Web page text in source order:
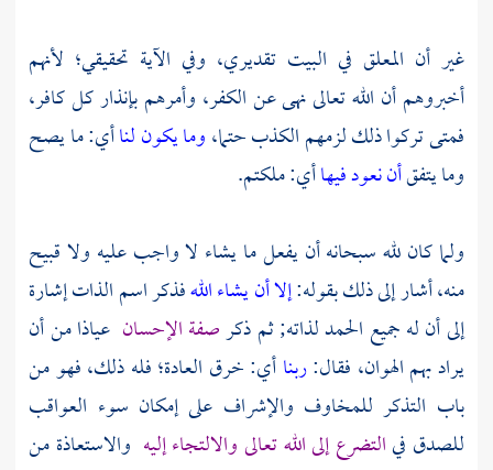
غير أن المعلق في البيت تقديري، وفي الآية تحقيقي؛ لأنهم
أخبروهم أن الله تعالى نهى عن الكفر، وأمرهم بإنذار كل كافر،
فمتى تركوا ذلك لزمهم الكذب حتما،وما يكون لناأي: ما يصح
وما يتفقأن نعود فيهاأي: ملكتم.
ولما كان لله سبحانه أن يفعل ما يشاء لا واجب عليه ولا قبيح
منه، أشار إلى ذلك بقوله:إلا أن يشاء اللهفذكر اسم الذات إشارة
إلى أن له جميع الحمد لذاته; ثم ذكرصفة الإحسان عياذا من أن
يراد بهم الهوان، فقال:ربناأي: خرق العادة؛ فله ذلك، فهو من
باب التذكر للمخاوف والإشراف على إمكان سوء العواقب
للصدق فيالتضرع إلى الله تعالى والالتجاء إليه والاستعاذة من